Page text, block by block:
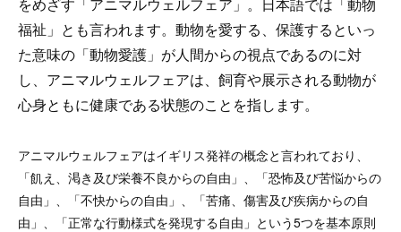
福祉」とも言われます。動物を愛する、保護するといっ
た意味の「動物愛護」が人間からの視点であるのに対
し、アニマルウェルフェアは、飼育や展示される動物が
心身ともに健康である状態のことを指します。
アニマルウェルフェアはイギリス発祥の概念と言われており、
「飢え、渇き及び栄養不良からの自由」、「恐怖及び苦悩からの
自由」、「不快からの自由」、「苦痛、傷害及び疾病からの自
由」、「正常な行動様式を発現する自由」という5つを基本原則